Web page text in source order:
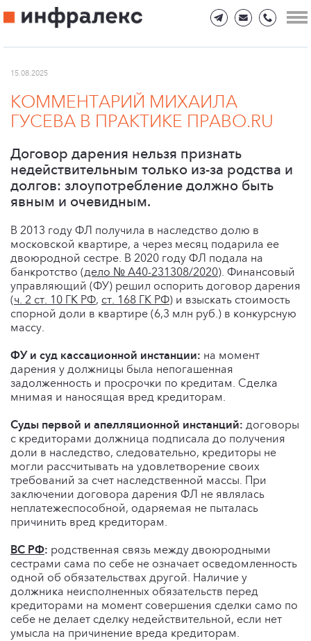
15.08.2025
КОММЕНТАРИЙ МИХАИЛА
ГУСЕВА В ПРАКТИКЕ ПРАВО.RU
Договор дарения нельзя признать
недействительным только из-за родства и
долгов: злоупотребление должно быть
явным и очевидным.
В 2013 году ФЛ получила в наследство долю в
московской квартире, а через месяц подарила ее
двоюродной сестре. В 2020 году ФЛ подала на
банкротство (дело № А40-231308/2020). Финансовый
управляющий (ФУ) решил оспорить договор дарения
(ч. 2 ст. 10 ГК РФ, ст. 168 ГК РФ) и взыскать стоимость
спорной доли в квартире (6,3 млн руб.) в конкурсную
массу.
ФУ и суд кассационной инстанции: на момент
дарения у должницы была непогашенная
задолженность и просрочки по кредитам. Сделка
мнимая и наносящая вред кредиторам.
Суды первой и апелляционной инстанций: договоры
с кредиторами должница подписала до получения
доли в наследство, следовательно, кредиторы не
могли рассчитывать на удовлетворение своих
требований за счет наследственной массы. При
заключении договора дарения ФЛ не являлась
неплатежеспособной, одаряемая не пыталась
причинить вред кредиторам.
ВС РФ: родственная связь между двоюродными
сестрами сама по себе не означает осведомленность
одной об обязательствах другой. Наличие у
должника неисполненных обязательств перед
кредиторами на момент совершения сделки само по
себе не делает сделку недействительной, если нет
умысла на причинение вреда кредиторам.